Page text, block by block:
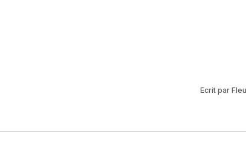
Ecrit par